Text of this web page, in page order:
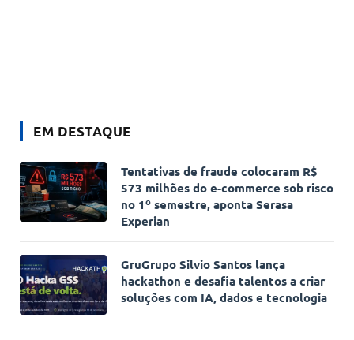
EM DESTAQUE
Tentativas de fraude colocaram R$
573 milhões do e-commerce sob risco
no 1º semestre, aponta Serasa
Experian
GruGrupo Silvio Santos lança
hackathon e desafia talentos a criar
soluções com IA, dados e tecnologia